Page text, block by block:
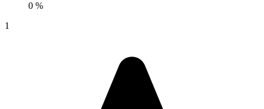
0 %
1